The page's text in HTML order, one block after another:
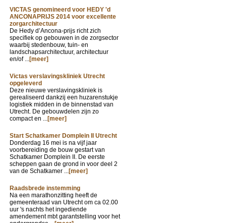
VICTAS genomineerd voor HEDY 'd
ANCONAPRIJS 2014 voor excellente
zorgarchitectuur
De Hedy d’Ancona-prijs richt zich
specifiek op gebouwen in de zorgsector
waarbij stedenbouw, tuin- en
landschapsarchitectuur, architectuur
en/of ...[meer]
Victas verslavingskliniek Utrecht
opgeleverd
Deze nieuwe verslavingskliniek is
gerealiseerd dankzij een huzarenstukje
logistiek midden in de binnenstad van
Utrecht. De gebouwdelen zijn zo
compact en ...[meer]
Start Schatkamer Domplein II Utrecht
Donderdag 16 mei is na vijf jaar
voorbereiding de bouw gestart van
Schatkamer Domplein II. De eerste
scheppen gaan de grond in voor deel 2
van de Schatkamer ...[meer]
Raadsbrede instemming
Na een marathonzitting heeft de
gemeenteraad van Utrecht om ca 02.00
uur 's nachts het ingediende
amendement mbt garantstelling voor het